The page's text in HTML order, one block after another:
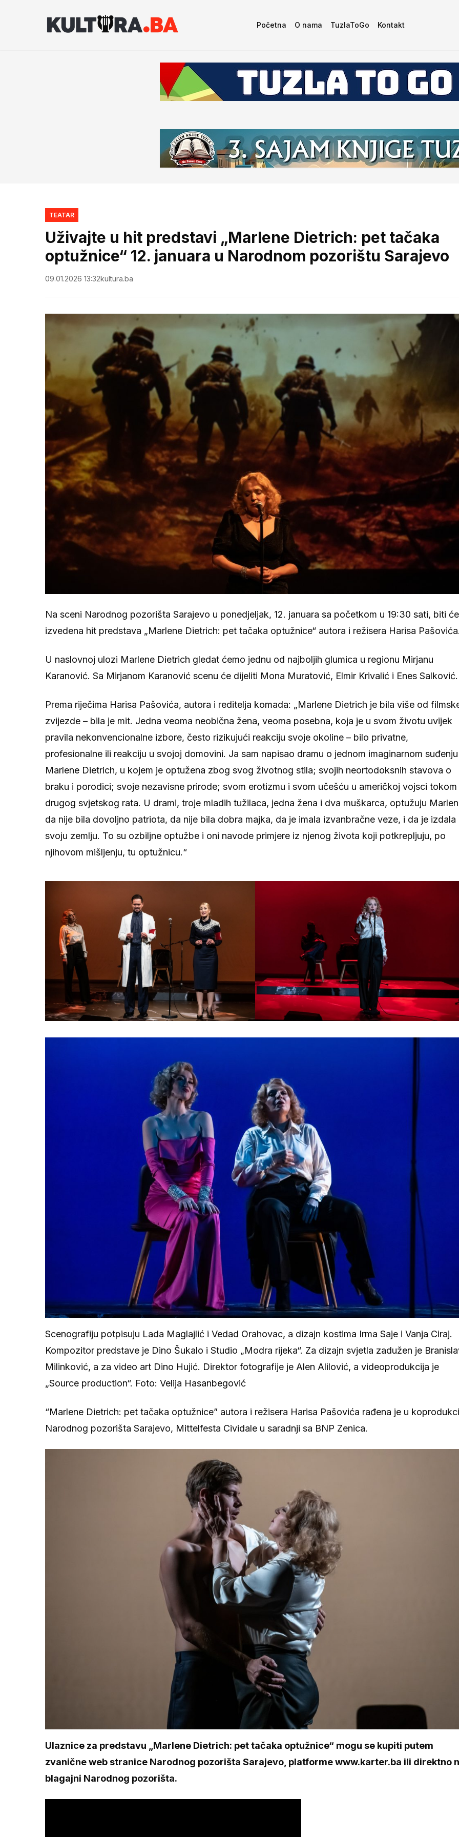
Početna O nama TuzlaToGo Kontakt
TEATAR
Uživajte u hit predstavi „Marlene Dietrich: pet tačaka
optužnice“ 12. januara u Narodnom pozorištu Sarajevo
09.01.2026 13:32kultura.ba
Na sceni Narodnog pozorišta Sarajevo u ponedjeljak, 12. januara sa početkom u 19:30 sati, biti će
izvedena hit predstava „Marlene Dietrich: pet tačaka optužnice“ autora i režisera Harisa
U naslovnoj ulozi Marlene Dietrich gledat ćemo jednu od najboljih glumica u regionu Mirjanu
Karanović. Sa Mirjanom Karanović scenu će dijeliti Mona Muratović, Elmir Krivalić i Enes Salković.
Prema riječima Harisa Pašovića, autora i reditelja komada: „Marlene Dietrich je bila više od
zvijezde – bila je mit. Jedna veoma neobična žena, veoma posebna, koja je u svom životu uvijek
pravila nekonvencionalne izbore, često rizikujući reakciju svoje okoline – bilo privatne,
profesionalne ili reakciju u svojoj domovini. Ja sam napisao dramu o jednom imaginarnom suđenju
Marlene Dietrich, u kojem je optužena zbog svog životnog stila; svojih neortodoksnih stavova o
braku i porodici; svoje nezavisne prirode; svom erotizmu i svom učešću u američkoj vojsci tokom
drugog svjetskog rata. U drami, troje mladih tužilaca, jedna žena i dva muškarca, optužuju
da nije bila dovoljno patriota, da nije bila dobra majka, da je imala izvanbračne veze, i da je izdala
svoju zemlju. To su ozbiljne optužbe i oni navode primjere iz njenog života koji potkrepljuju, po
njihovom mišljenju, tu optužnicu.“
Scenografiju potpisuju Lada Maglajlić i Vedad Orahovac, a dizajn kostima Irma Saje i Vanja Ciraj.
Kompozitor predstave je Dino Šukalo i Studio „Modra rijeka“. Za dizajn svjetla zadužen je
Milinković, a za video art Dino Hujić. Direktor fotografije je Alen Alilović, a videoprodukcija je
„Source production“. Foto: Velija Hasanbegović
“Marlene Dietrich: pet tačaka optužnice” autora i režisera Harisa Pašovića rađena je u
Narodnog pozorišta Sarajevo, Mittelfesta Cividale u saradnji sa BNP Zenica.
Ulaznice za predstavu „Marlene Dietrich: pet tačaka optužnice“ mogu se kupiti putem
zvanične web stranice Narodnog pozorišta Sarajevo, platforme www.karter.ba ili direktno
blagajni Narodnog pozorišta.